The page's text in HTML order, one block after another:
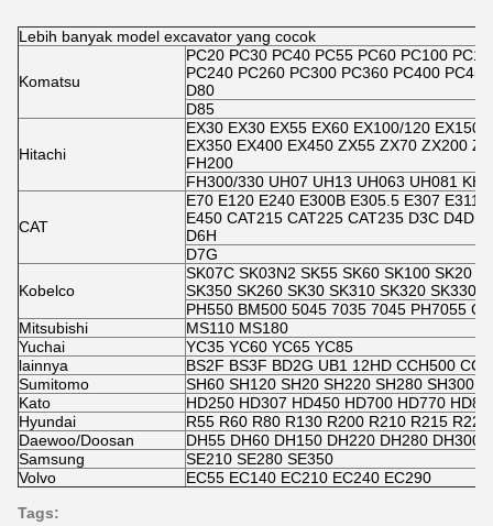
Lebih banyak model excavator yang cocok
Komatsu
PC20 PC30 PC40 PC55 PC60 PC100
PC240 PC260 PC300 PC360 PC400
D80
D85
Hitachi
EX30 EX30 EX55 EX60 EX100/120 EX150
EX350 EX400 EX450 ZX55 ZX70 ZX200
FH200
FH300/330 UH07 UH13 UH063 UH081
CAT
E70 E120 E240 E300B E305.5 E307
E450 CAT215 CAT225 CAT235 D3C D4D
D6H
D7G
Kobelco
SK07C SK03N2 SK55 SK60 SK100 SK20
SK350 SK260 SK30 SK310 SK320 SK330
PH550 BM500 5045 7035 7045 PH7055
Mitsubishi
MS110 MS180
Yuchai
YC35 YC60 YC65 YC85
lainnya
BS2F BS3F BD2G UB1 12HD CCH500
Sumitomo
SH60 SH120 SH20 SH220 SH280 SH300
Kato
HD250 HD307 HD450 HD700 HD770
Hyundai
R55 R60 R80 R130 R200 R210 R215
Daewoo/Doosan
DH55 DH60 DH150 DH220 DH280 DH300
Samsung
SE210 SE280 SE350
Volvo
EC55 EC140 EC210 EC240 EC290
Tags: